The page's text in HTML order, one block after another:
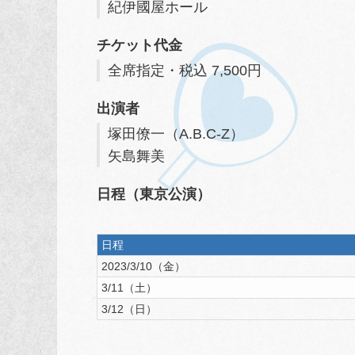
紀伊國屋ホール
チケット代金
全席指定・税込 7,500円
出演者
塚田僚一（A.B.C-Z）
矢島舞美
日程（東京公演）
日程
2023/3/10（金）
3/11（土）
3/12（日）